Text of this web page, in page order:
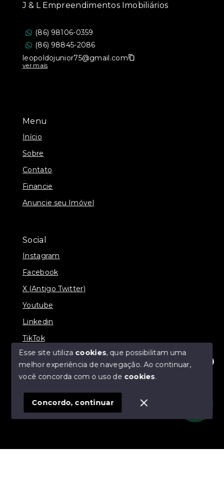
Olá! Estamos disponíveis para te ajudar.
Menu
Início
Sobre
Contato
Financie
Anuncie seu Imóvel
Social
Instagram
Facebook
X (Antigo Twitter)
Youtube
Linkedin
TikTok
© Copyright 2026 - J & L Empreendimentos
SITE PARA IMOBILIARIA
J & L Empreendimentos Imobiliários
(86) 98106-0359
(86) 98845-2086
leopoldojunior75@gmail.com
ver mais
Esse site utiliza cookies, que possibilitam uma
melhor experiência de navegação.Ao continuar,
você concorda com o uso de cookies.
Concordo, continuar